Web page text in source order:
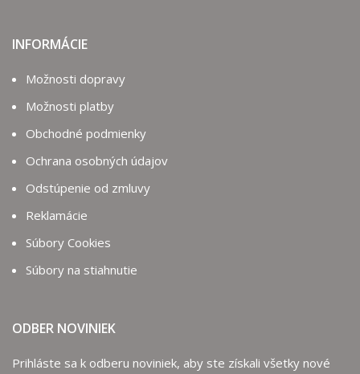
INFORMÁCIE
Možnosti dopravy
Možnosti platby
Obchodné podmienky
Ochrana osobných údajov
Odstúpenie od zmluvy
Reklamácie
Súbory Cookies
Súbory na stiahnutie
ODBER NOVINIEK
Prihláste sa k odberu noviniek, aby ste získali všetky nové